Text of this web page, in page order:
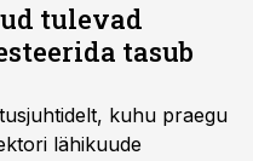
tulevad
tasub
kuhu praegu
lähikuude